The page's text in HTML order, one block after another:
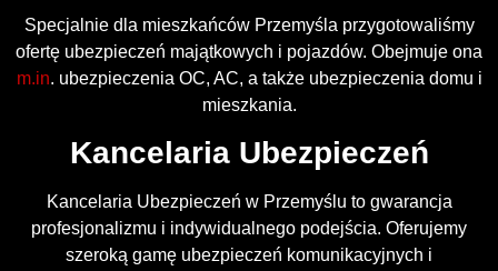
Specjalnie dla mieszkańców Przemyśla przygotowaliśmy
ofertę ubezpieczeń majątkowych i pojazdów. Obejmuje ona
m.in. ubezpieczenia OC, AC, a także ubezpieczenia domu i
mieszkania.
Kancelaria Ubezpieczeń
Kancelaria Ubezpieczeń w Przemyślu to gwarancja
profesjonalizmu i indywidualnego podejścia. Oferujemy
szeroką gamę ubezpieczeń komunikacyjnych i